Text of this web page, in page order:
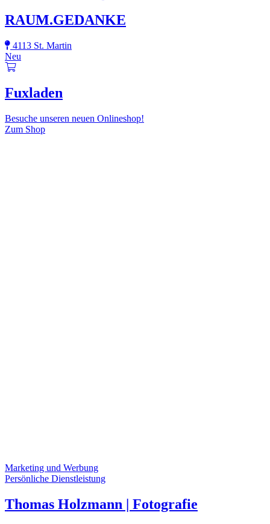
RAUM.GEDANKE
4113 St. Martin
Neu
Fuxladen
Besuche unseren neuen Onlineshop!
Zum Shop
Marketing und Werbung
Persönliche Dienstleistung
Thomas Holzmann | Fotografie